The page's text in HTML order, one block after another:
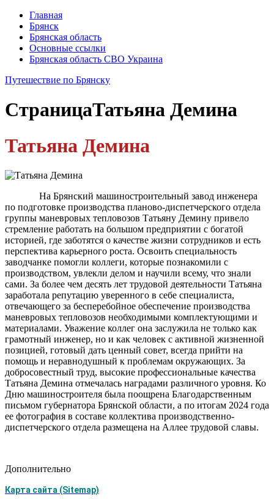
Главная
Брянск
Брянская область
Основные ссылки
Брянская область СВО Украина
Путешествие по Брянску
СтраницаТатьяна Демина
Татьяна Демина
На Брянский машиностроительный завод инженера
по подготовке производства планово-диспетчерского отдела
группы маневровых тепловозов Татьяну Демину привело
стремление работать на большом предприятии с богатой
историей, где заботятся о качестве жизни сотрудников и есть
перспектива карьерного роста. Освоить специальность
заводчанке помогли коллеги, которые познакомили с
производством, увлекли делом и научили всему, что знали
сами. За более чем десять лет трудовой деятельности Татьяна
заработала репутацию уверенного в себе специалиста,
отвечающего за бесперебойное обеспечение производства
маневровых тепловозов необходимыми комплектующими и
материалами. Уважение коллег она заслужила не только как
грамотный инженер, но и как человек с активной жизненной
позицией, готовый дать ценный совет, всегда прийти на
помощь и неравнодушный к проблемам окружающих. За
добросовестный труд, высокие профессиональные качества
Татьяна Демина отмечалась наградами различного уровня. Ко
Дню машиностроителя была поощрена Благодарственным
письмом губернатора Брянской области, а по итогам 2024 года
ее фотография в составе коллектива производственно-
диспетчерского отдела размещена на Аллее трудовой славы.
Дополнительно
Карта сайта (Sitemap)